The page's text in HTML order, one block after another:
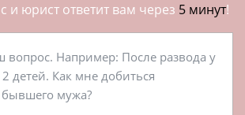
и юрист ответит вам через 5 минут!